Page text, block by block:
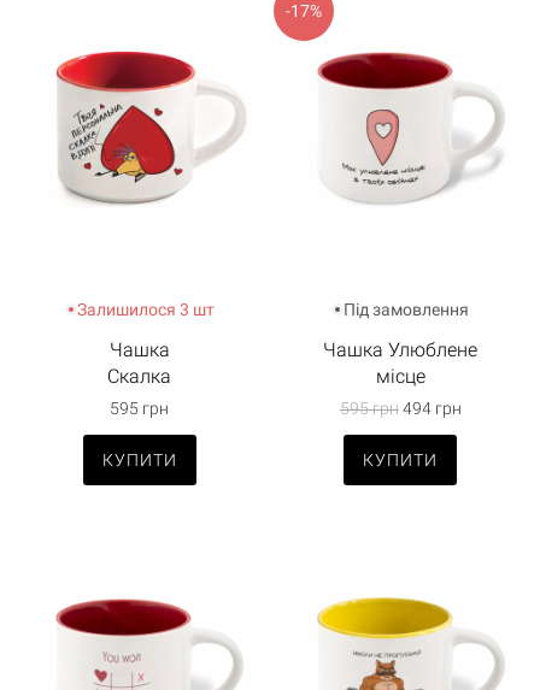
Залишилося 3 шт
Чашка
Скалка
595 грн
КУПИТИ
-17%
Під замовлення
Чашка Улюблене
місце
595 грн494 грн
КУПИТИ